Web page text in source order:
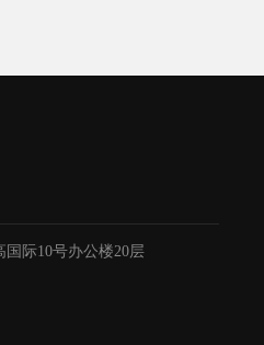
际10号办公楼20层